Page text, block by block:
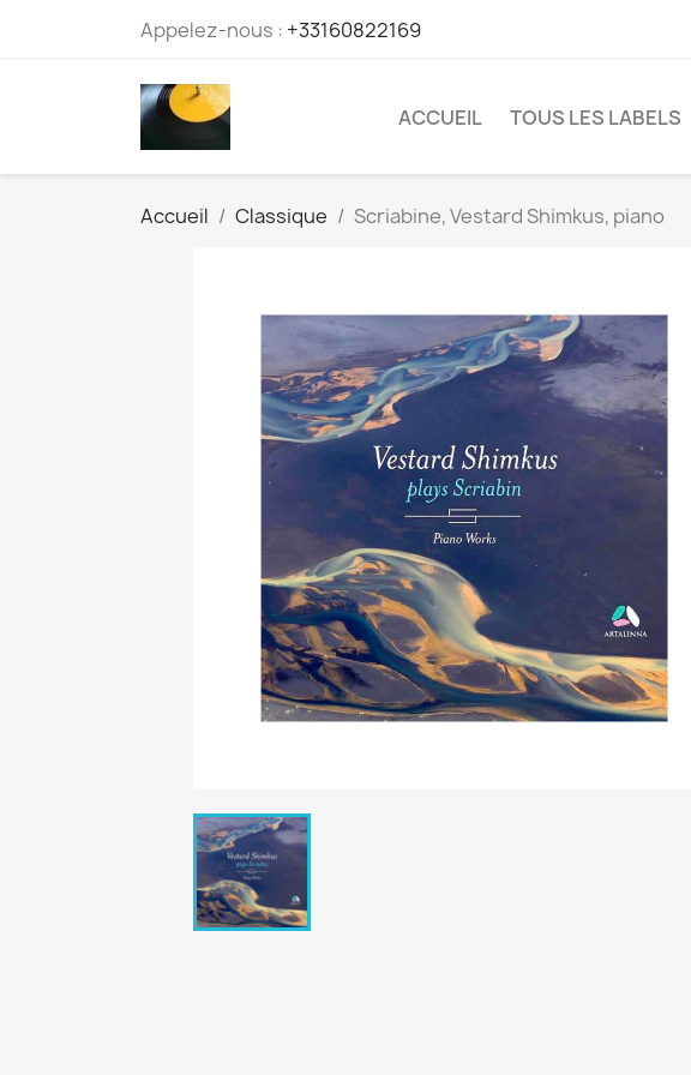
Appelez-nous : +33160822169
ACCUEIL TOUS LES LABELS
Accueil Classique Scriabine, Vestard Shimkus, piano